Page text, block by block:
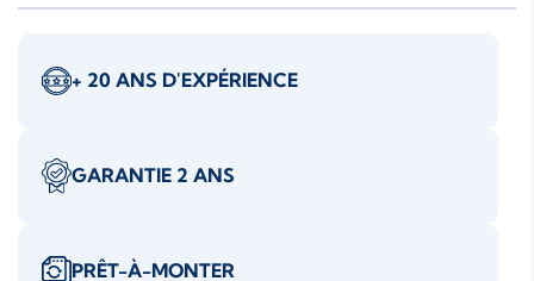
+ 20 ANS D'EXPÉRIENCE
GARANTIE 2 ANS
PRÊT-À-MONTER